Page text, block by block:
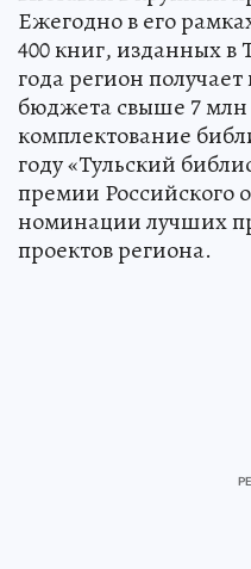
Ежегодно в его
400 книг, изданных в
года регион
бюджета свыше 7 млн
комплектование
году «Тульский
премии Российского
номинации лучших
проектов региона.